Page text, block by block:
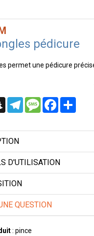
pédicure
permet une pédicure
SnapchatTelegramMessageFacebook
D'UTILISATION
QUESTION
: pince